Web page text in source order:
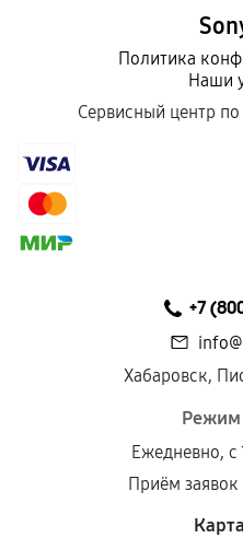
Политика
Наши
Сервисный центр
+7
Хабаровск,
Режим
Ежедневно,
Приём заявок